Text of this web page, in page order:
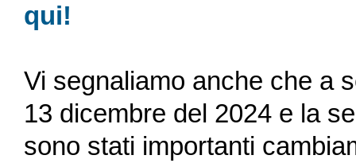
qui!
Vi segnaliamo anche che a
13 dicembre del 2024 e la
sono stati importanti